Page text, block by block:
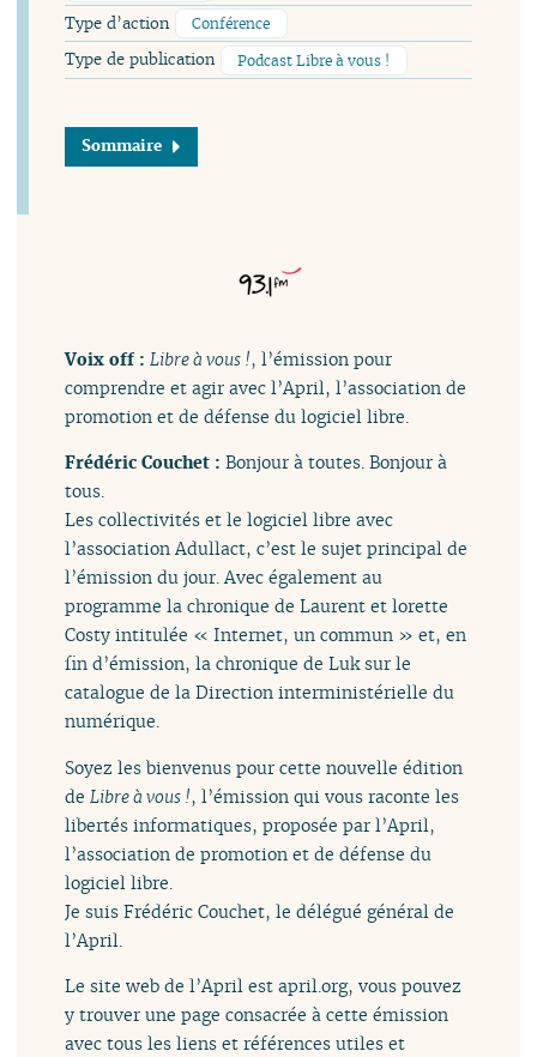
Type d’action Conférence
Type de publication Podcast Libre à vous !
Sommaire
Voix off :Libre à vous !, l’émission pour
comprendre et agir avec l’April, l’association de
promotion et de défense du logiciel libre.
Frédéric Couchet :Bonjour à toutes. Bonjour à
tous.
Les collectivités et le logiciel libre avec
l’association Adullact, c’est le sujet principal de
l’émission du jour. Avec également au
programme la chronique de Laurent et lorette
Costy intitulée « Internet, un commun » et, en
fin d’émission, la chronique de Luk sur le
catalogue de la Direction interministérielle du
numérique.
Soyez les bienvenus pour cette nouvelle édition
de Libre à vous !, l’émission qui vous raconte les
libertés informatiques, proposée par l’April,
l’association de promotion et de défense du
logiciel libre.
Je suis Frédéric Couchet, le délégué général de
l’April.
Le site web de l’April est april.org, vous pouvez
y trouver une page consacrée à cette émission
avec tous les liens et références utiles et